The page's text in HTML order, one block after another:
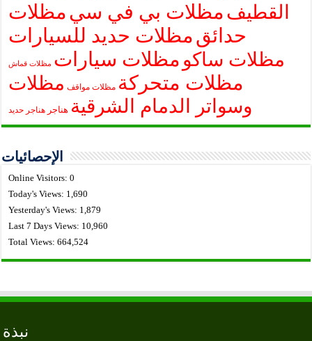
القطيفمظلات بي في سيمظلات
حدائقمظلات حديد للسيارات
مظلات ساكو مظلات سيارات مظلات قماش
مظلات متحركة مظلات مواقف مظلات
وسواتر الدمام الشرقية هناجر هناجر حديد
الإحصائيات
Online Visitors:0
Today's Views: 1,690
Yesterday's Views: 1,879
Last 7 Days Views: 10,960
Total Views:664,524
نبذة